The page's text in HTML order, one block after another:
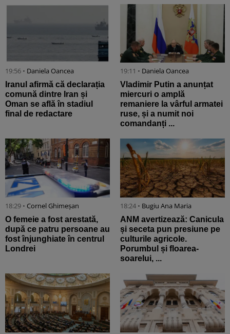
19:56 • Daniela Oancea
Iranul afirmă că declarația
comună dintre Iran și
Oman se află în stadiul
final de redactare
19:11 • Daniela Oancea
Vladimir Putin a anunțat
miercuri o amplă
remaniere la vârful armatei
ruse, și a numit noi
comandanți ...
18:29 • Cornel Ghimeșan
O femeie a fost arestată,
după ce patru persoane au
fost înjunghiate în centrul
Londrei
18:24 • Bugiu ⁠Ana Maria
ANM avertizează: Canicula
și seceta pun presiune pe
culturile agricole.
Porumbul și floarea-
soarelui, ...